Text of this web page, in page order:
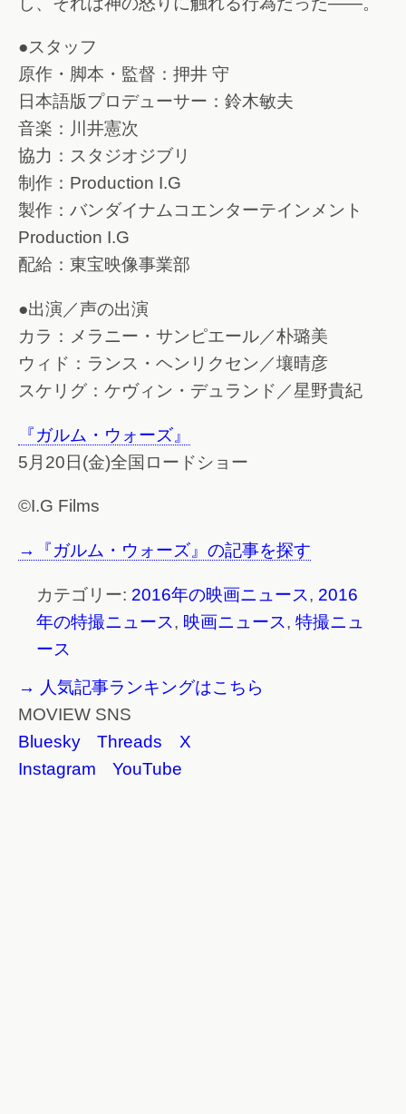
●スタッフ
原作・脚本・監督：押井 守
日本語版プロデューサー：鈴木敏夫
音楽：川井憲次
協力：スタジオジブリ
制作：Production I.G
製作：バンダイナムコエンターテインメント
Production I.G
配給：東宝映像事業部
●出演／声の出演
カラ：メラニー・サンピエール／朴璐美
ウィド：ランス・ヘンリクセン／壤晴彦
スケリグ：ケヴィン・デュランド／星野貴紀
『ガルム・ウォーズ』
5月20日(金)全国ロードショー
©I.G Films
→『ガルム・ウォーズ』の記事を探す
カテゴリー: 2016年の映画ニュース, 2016
年の特撮ニュース, 映画ニュース, 特撮ニュ
ース
→ 人気記事ランキングはこちら
MOVIEW SNS
Bluesky
Threads
X
Instagram
YouTube